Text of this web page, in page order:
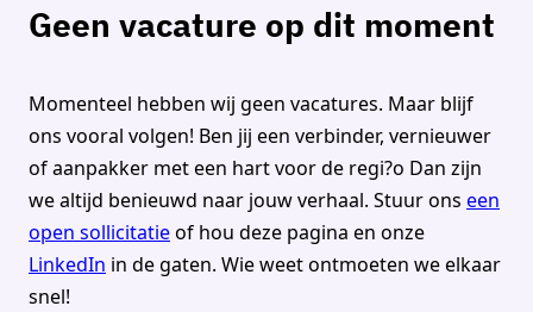
Geen vacature op dit moment
Momenteel hebben wij geen vacatures. Maar blijf
ons vooral volgen! Ben jij een verbinder, vernieuwer
of aanpakker met een hart voor de regi?o Dan zijn
we altijd benieuwd naar jouw verhaal. Stuur ons een
open sollicitatieof hou deze pagina en onze
LinkedIn in de gaten. Wie weet ontmoeten we elkaar
snel!